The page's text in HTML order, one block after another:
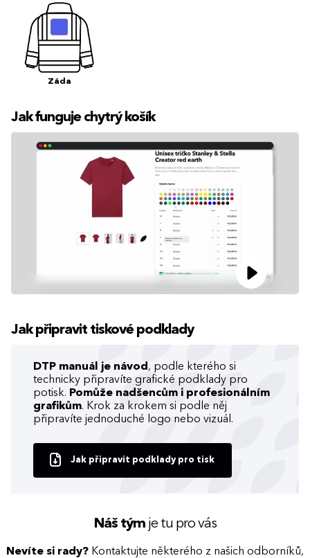
Záda
Jak funguje chytrý košík
Jak připravit tiskové podklady
DTP manuál je návod , podle kterého si
technicky připravíte grafické podklady pro
potisk. Pomůže nadšencům i profesionálním
grafikům. Krok za krokem si podle něj
připravíte jednoduché logo nebo vizuál.
Jak připravit podklady pro tisk
Náš týmje tu pro vás
Nevíte si rady? Kontaktujte některého z našich odborníků,